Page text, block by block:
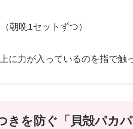
朝晩1セットずつ）
に力が入っているのを指で触
きを防ぐ「貝殻パカパ